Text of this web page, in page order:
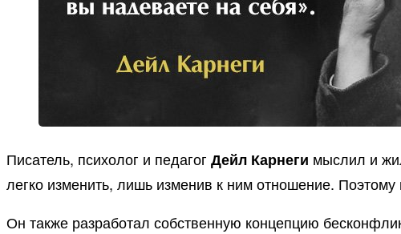
Писатель, психолог и педагог Дейл Карнеги мыслил и
легко изменить, лишь изменив к ним отношение.
Он также разработал собственную концепцию